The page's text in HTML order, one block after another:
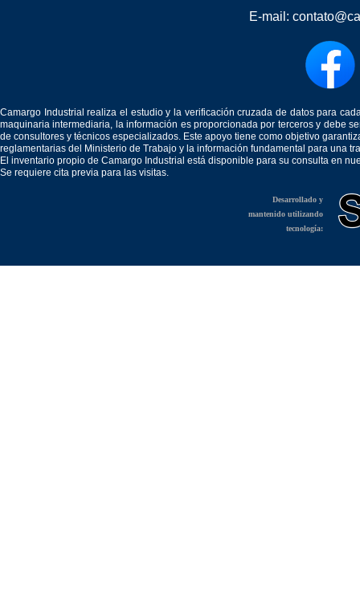
E-mail:
Camargo Industrial realiza el estudio y la verificación cruzada de datos para
maquinaria intermediaria, la información es proporcionada por terceros y debe
de consultores y técnicos especializados. Este apoyo tiene como objetivo
reglamentarias del Ministerio de Trabajo y la información fundamental para una
El inventario propio de Camargo Industrial está disponible para su consulta en
Se requiere cita previa para las visitas.
Desarrollado y
mantenido utilizando
tecnología: